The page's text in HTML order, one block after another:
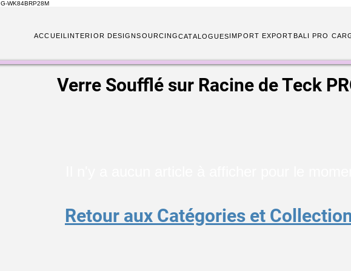
G-WK84BRP28M
ACCUEIL INTERIOR DESIGNSOURCINGCATALOGUESIMPORT EXPORT BALI PRO
Verre Soufflé sur Racine de Teck
Retour aux Catégories et